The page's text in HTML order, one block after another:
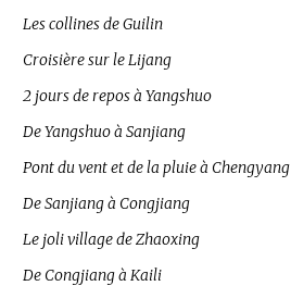
Les collines de Guilin
Croisière sur le Lijang
2 jours de repos à Yangshuo
De Yangshuo à Sanjiang
Pont du vent et de la pluie à Chengyang
De Sanjiang à Congjiang
Le joli village de Zhaoxing
De Congjiang à Kaili